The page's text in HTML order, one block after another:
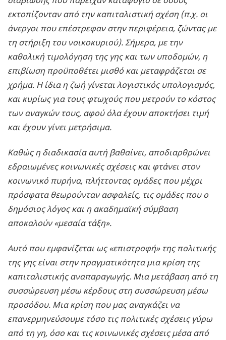
εκτοπίζονταν από την καπιταλιστική σχέση (π.χ. οι
άνεργοι που επέστρεφαν στην περιφέρεια, ζώντας με
τη στήριξη του νοικοκυριού). Σήμερα, με την
καθολική τιμολόγηση της γης και των υποδομών, η
επιβίωση προϋποθέτει μισθό και μεταφράζεται σε
χρήμα. Η ίδια η ζωή γίνεται λογιστικός υπολογισμός,
και κυρίως για τους φτωχούς που μετρούν το κόστος
των αναγκών τους, αφού όλα έχουν αποκτήσει τιμή
και έχουν γίνει μετρήσιμα.
Καθώς η διαδικασία αυτή βαθαίνει, αποδιαρθρώνει
εδραιωμένες κοινωνικές σχέσεις και φτάνει στον
κοινωνικό πυρήνα, πλήττοντας ομάδες που μέχρι
πρόσφατα θεωρούνταν ασφαλείς, τις ομάδες που ο
δημόσιος λόγος και η ακαδημαϊκή σύμβαση
αποκαλούν «μεσαία τάξη».
Αυτό που εμφανίζεται ως «επιστροφή» της πολιτικής
της γης είναι στην πραγματικότητα μια κρίση της
καπιταλιστικής αναπαραγωγής. Μια μετάβαση από τη
συσσώρευση μέσω κέρδους στη συσσώρευση μέσω
προσόδου. Μια κρίση που μας αναγκάζει να
επανερμηνεύσουμε τόσο τις πολιτικές σχέσεις γύρω
από τη γη, όσο και τις κοινωνικές σχέσεις μέσα από